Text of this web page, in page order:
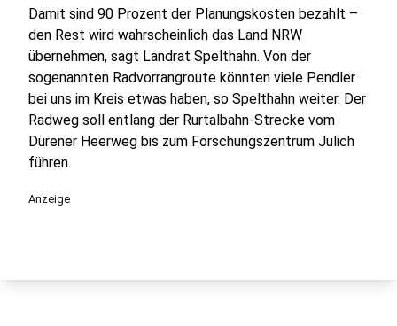
Damit sind 90 Prozent der Planungskosten bezahlt –
den Rest wird wahrscheinlich das Land NRW
übernehmen, sagt Landrat Spelthahn. Von der
sogenannten Radvorrangroute könnten viele Pendler
bei uns im Kreis etwas haben, so Spelthahn weiter. Der
Radweg soll entlang der Rurtalbahn-Strecke vom
Dürener Heerweg bis zum Forschungszentrum Jülich
führen.
Anzeige